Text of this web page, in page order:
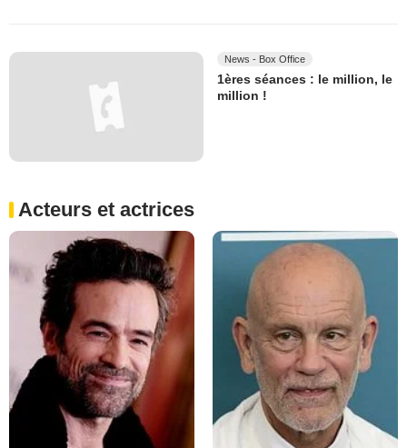
News - Box Office
1ères séances : le million, le
million !
Acteurs et actrices